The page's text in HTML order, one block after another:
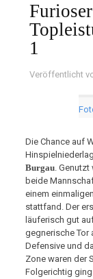
1
Veröffentlicht
Die Chance auf
Burgau. Genutzt
beide
einem
stattfand. Der
läuferisch gut
gegnerische Tor
Defensive und
Zone waren der
Folgerichtig ging